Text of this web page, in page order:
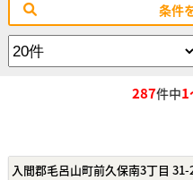
条件
287件中
入間郡毛呂山町前久保南3丁目